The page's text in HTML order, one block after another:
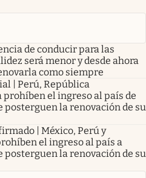
de conducir para las
será menor y desde ahora
como siempre
| Perú, República
el ingreso al país de
posterguen la renovación de su
| México, Perú y
el ingreso al país a
posterguen la renovación de su